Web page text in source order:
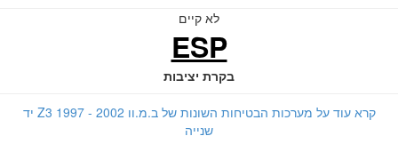
לא קיים
ESP
בקרת יציבות
קרא עוד על מערכות הבטיחות השונות של ב.מ.וו Z3 1997 - 2002 יד
שנייה